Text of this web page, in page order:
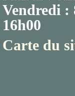
Vendredi :
16h00
Carte du